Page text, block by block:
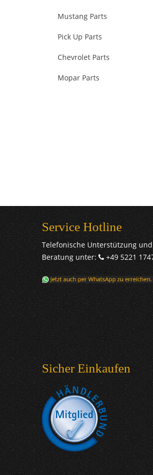
Mustang Parts
Pick Up Parts
Chevrolet Parts
Mopar Parts
Service Hotline
Telefonische Unterstützung und
Beratung unter:
+49 5221
Sicher Einkaufen